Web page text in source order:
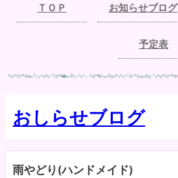
ＴＯＰ お知らせブログ
予定表
おしらせブログ
雨やどり(ハンドメイド)